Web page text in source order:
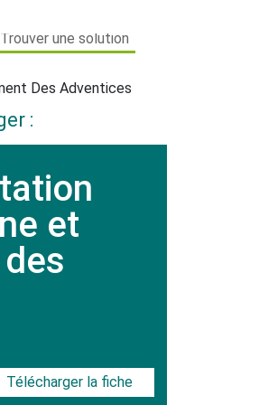
terre
Des Adventices
:
et
Télécharger la fiche